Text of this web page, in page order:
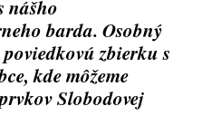
nášho
barda. Osobný
zbierku s
kde môžeme
Slobodovej